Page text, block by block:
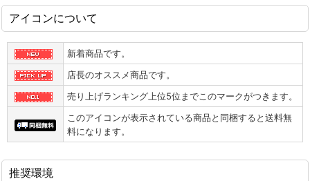
アイコンについて
新着商品です。
店長のオススメ商品です。
売り上げランキング上位5位までこのマークがつきます。
このアイコンが表示されている商品と同梱すると送料無
料になります。
推奨環境